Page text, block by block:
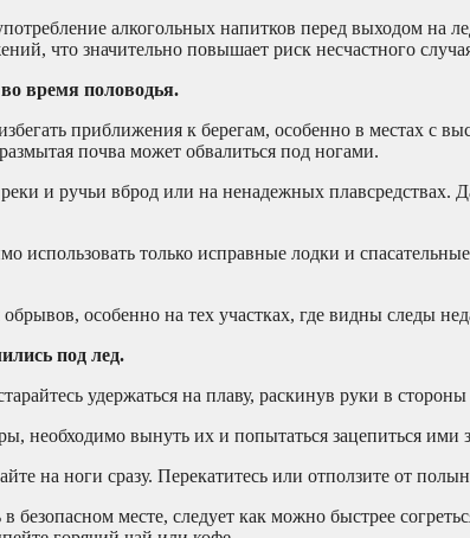
алкогольных напитков перед выходом на
что значительно повышает риск несчастного
время половодья.
приближения к берегам, особенно в местах с
почва может обвалиться под ногами.
реки и ручьи вброд или на ненадежных
использовать только исправные лодки и
особенно на тех участках, где видны следы
под лед.
удержаться на плаву, раскинув руки в
необходимо вынуть их и попытаться зацепиться ими
на ноги сразу. Перекатитесь или отползите от
безопасном месте, следует как можно быстрее